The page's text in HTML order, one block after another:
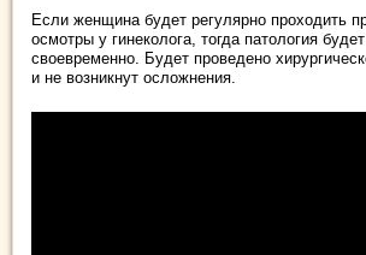
Если женщина будет регулярно проходить
осмотры у гинеколога, тогда патология
своевременно. Будет проведено
и не возникнут осложнения.